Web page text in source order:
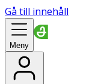
Gå till innehåll
Meny